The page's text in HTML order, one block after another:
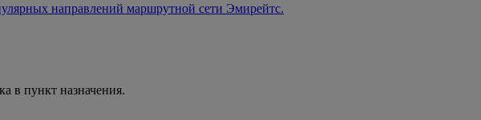
направлений маршрутной сети Эмирейтс.
в пункт назначения.